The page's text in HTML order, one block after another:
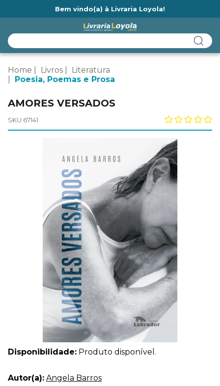
Bem vindo(a) à Livraria Loyola!
Home Livros
Literatura
Poesia, Poemas e Prosa
AMORES VERSADOS
SKU 67141
Disponibilidade: Produto disponível.
Autor(a): Angela Barros